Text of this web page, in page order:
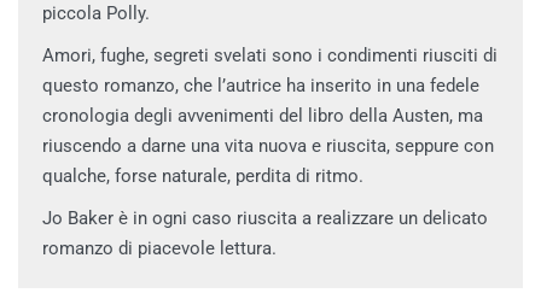
piccola Polly.
Amori, fughe, segreti svelati sono i condimenti riusciti di
questo romanzo, che l’autrice ha inserito in una fedele
cronologia degli avvenimenti del libro della Austen, ma
riuscendo a darne una vita nuova e riuscita, seppure con
qualche, forse naturale, perdita di ritmo.
Jo Baker è in ogni caso riuscita a realizzare un delicato
romanzo di piacevole lettura.